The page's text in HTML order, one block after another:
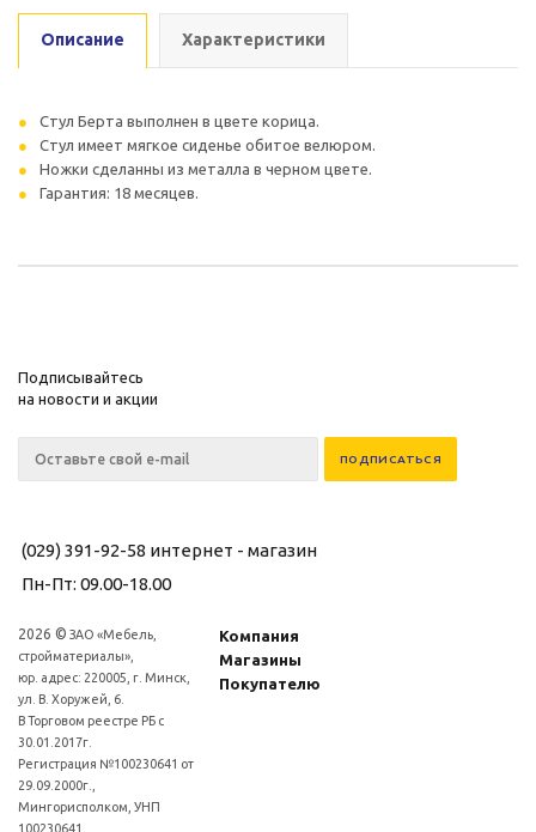
Описание Характеристики
Стул Берта выполнен в цвете корица.
Стул имеет мягкое сиденье обитое велюром.
Ножки сделанны из металла в черном цвете.
Гарантия: 18 месяцев.
Подписывайтесь
на новости и акции
(029) 391-92-58 интернет - магазин
Пн-Пт: 09.00-18.00
2026 © ЗАО «Мебель,
стройматериалы»,
юр. адрес: 220005, г. Минск,
ул. В. Хоружей, 6.
В Торговом реестре РБ с
30.01.2017г.
Регистрация №100230641 от
29.09.2000г.,
Мингорисполком, УНП
100230641
Компания
Магазины
Покупателю